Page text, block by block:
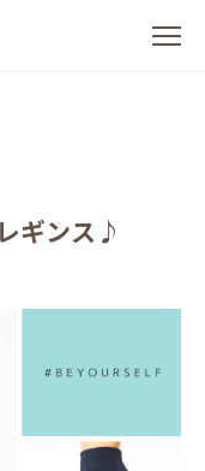
ギンス♪